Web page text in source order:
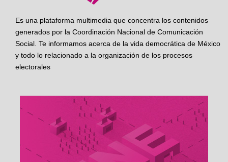
Es una plataforma multimedia que concentra los contenidos
generados por la Coordinación Nacional de Comunicación
Social. Te informamos acerca de la vida democrática de México
y todo lo relacionado a la organización de los procesos
electorales